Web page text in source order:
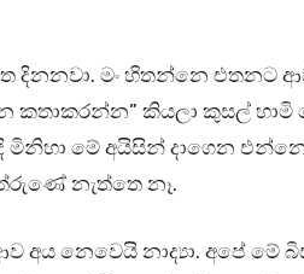
දිනනවා. මං හිතන්නෙ එතනට
කතාකරන්න” කියලා කුසල් හාමි
මිනිහා මේ අයිසින් දාගෙන
නැත්තෙ නෑ.
අය නෙවෙයි නාද්‍යා. අපේ මේ